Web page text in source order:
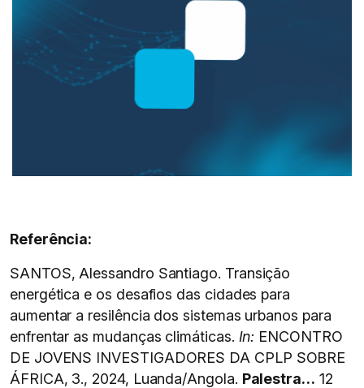
Referência:
SANTOS, Alessandro Santiago. Transição
energética e os desafios das cidades para
aumentar a resilência dos sistemas urbanos para
enfrentar as mudanças climáticas. In: ENCONTRO
DE JOVENS INVESTIGADORES DA CPLP SOBRE
ÁFRICA, 3., 2024, Luanda/Angola. Palestra… 12